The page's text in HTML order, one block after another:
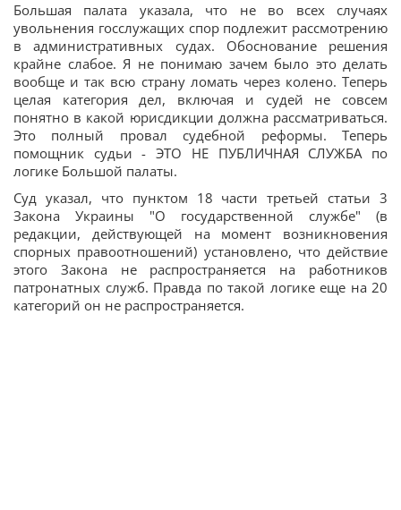
Большая палата указала, что не во всех случаях
увольнения госслужащих спор подлежит рассмотрению
в административных судах. Обоснование решения
крайне слабое. Я не понимаю зачем было это делать
вообще и так всю страну ломать через колено. Теперь
целая категория дел, включая и судей не совсем
понятно в какой юрисдикции должна рассматриваться.
Это полный провал судебной реформы. Теперь
помощник судьи - ЭТО НЕ ПУБЛИЧНАЯ СЛУЖБА по
логике Большой палаты.
Суд указал, что пунктом 18 части третьей статьи 3
Закона Украины "О государственной службе" (в
редакции, действующей на момент возникновения
спорных правоотношений) установлено, что действие
этого Закона не распространяется на работников
патронатных служб. Правда по такой логике еще на 20
категорий он не распространяется.